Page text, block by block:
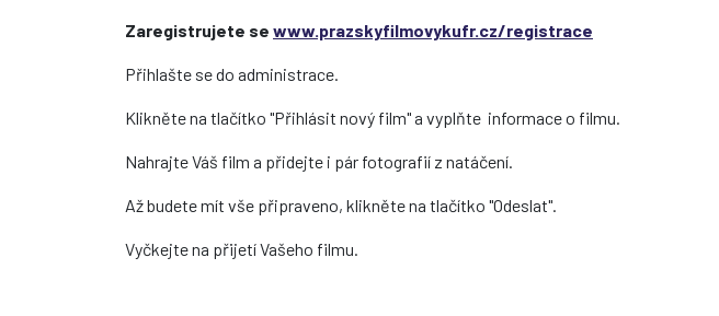
Zaregistrujete se www.prazskyfilmovykufr.cz/registrace
Přihlašte se do administrace.
Klikněte na tlačítko "Přihlásit nový film" a vyplňte informace o filmu.
Nahrajte Váš film a přidejte i pár fotografií z natáčení.
Až budete mít vše připraveno, klikněte na tlačítko "Odeslat".
Vyčkejte na přijetí Vašeho filmu.